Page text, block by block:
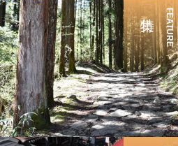
FEATURE